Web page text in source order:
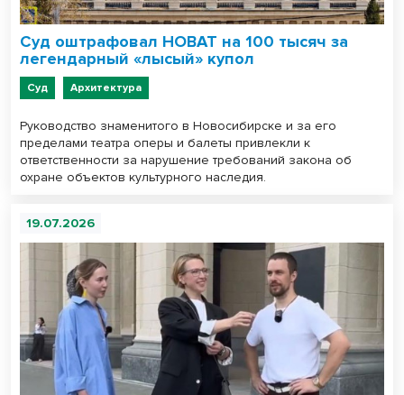
Суд оштрафовал НОВАТ на 100 тысяч за
легендарный «лысый» купол
Суд Архитектура
Руководство знаменитого в Новосибирске и за его
пределами театра оперы и балеты привлекли к
ответственности за нарушение требований закона об
охране объектов культурного наследия.
19.07.2026